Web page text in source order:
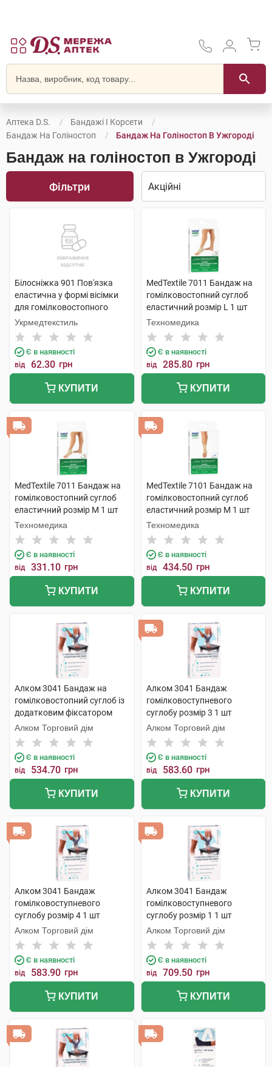
Аптека D.S.
Бандажі І Корсети
Бандаж На Голіностоп
Бандаж На Голіностоп В Ужгороді
Бандаж на голіностоп в Ужгороді
Фільтри
Білосніжка 901 Пов'язка
еластична у формі вісімки
для гомілковостопного
суглобу розмір 1 1 шт
Укрмедтекстиль
Є в наявності
від 62.30 грн
КУПИТИ
MedTextile 7011 Бандаж на
гомілковостопний суглоб
еластичний розмір L 1 шт
Техномедика
Є в наявності
від 285.80 грн
КУПИТИ
MedTextile 7011 Бандаж на
гомілковостопний суглоб
еластичний розмір M 1 шт
Техномедика
Є в наявності
від 331.10 грн
КУПИТИ
MedTextile 7101 Бандаж на
гомілковостопний суглоб
еластичний розмір M 1 шт
Техномедика
Є в наявності
від 434.50 грн
КУПИТИ
Алком 3041 Бандаж на
гомілковостопний суглоб із
додатковим фіксатором
розмір 5 1 шт
Алком Торговий дім
Є в наявності
від 534.70 грн
КУПИТИ
Алком 3041 Бандаж
гомілковоступневого
суглобу розмір 3 1 шт
Алком Торговий дім
Є в наявності
від 583.60 грн
КУПИТИ
Алком 3041 Бандаж
гомілковоступневого
суглобу розмір 4 1 шт
Алком Торговий дім
Є в наявності
від 583.90 грн
КУПИТИ
Алком 3041 Бандаж
гомілковоступневого
суглобу розмір 1 1 шт
Алком Торговий дім
Є в наявності
від 709.50 грн
КУПИТИ